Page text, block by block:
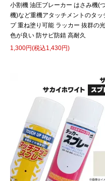
小割機 油圧ブレーカー はさみ機(
機)など重機アタッチメントのタッ
プ 重ね塗り可能 ラッカー 抜群の
色が良い 防サビ防錆 高耐久
1,300円(税込1,430円)